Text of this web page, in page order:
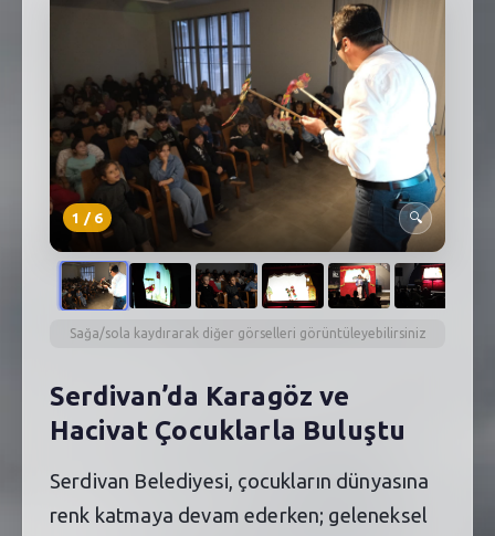
1 /6 🔍
Sağa/sola kaydırarak diğer görselleri görüntüleyebilirsiniz
Serdivan’da Karagöz ve
Hacivat Çocuklarla Buluştu
Serdivan Belediyesi, çocukların dünyasına
renk katmaya devam ederken; geleneksel
SEBİK
E NÖBETÇI ECZANELER
SABSIS - AFET
TRAFIKPARK
PAZAR YERLERI
PLANETARYUM